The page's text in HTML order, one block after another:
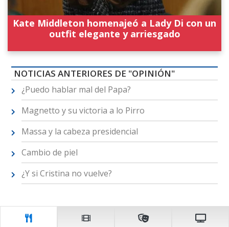
Kate Middleton homenajeó a Lady Di con un
outfit elegante y arriesgado
NOTICIAS ANTERIORES DE "OPINIÓN"
¿Puedo hablar mal del Papa?
Magnetto y su victoria a lo Pirro
Massa y la cabeza presidencial
Cambio de piel
¿Y si Cristina no vuelve?